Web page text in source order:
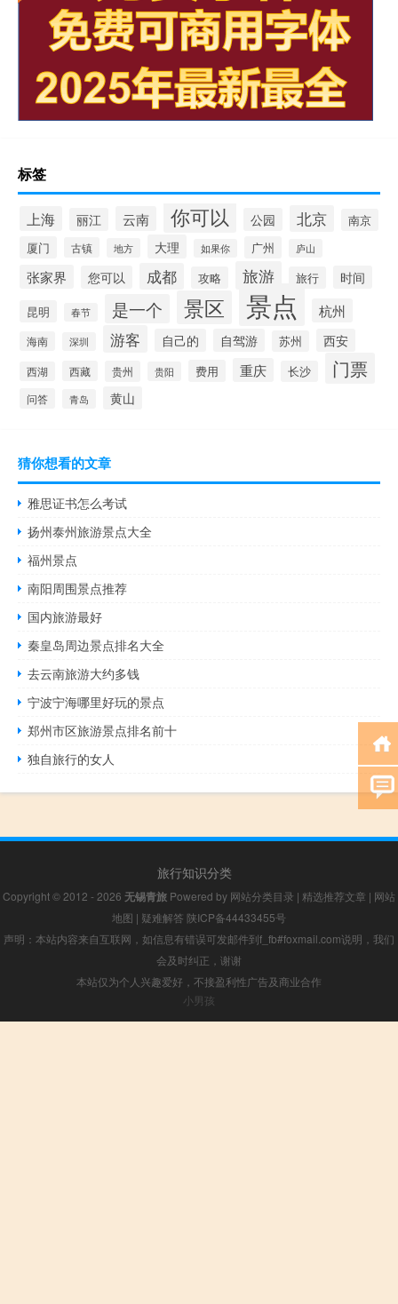
标签
上海 丽江 云南 你可以 公园 北京
南京
厦门
古镇 地方 大理 如果你 广州 庐山
张家界 您可以 成都 攻略 旅游 旅行 时间
昆明 春节 是一个 景区 景点 杭州
海南 深圳 游客 自己的 自驾游 苏州 西安
西湖 西藏 贵州 贵阳 费用 重庆 长沙 门票
问答 青岛 黄山
猜你想看的文章
雅思证书怎么考试
扬州泰州旅游景点大全
福州景点
南阳周围景点推荐
国内旅游最好
秦皇岛周边景点排名大全
去云南旅游大约多钱
宁波宁海哪里好玩的景点
郑州市区旅游景点排名前十
独自旅行的女人
旅行知识分类
Copyright © 2012 - 2026 无锡青旅 Powered by 网站分类目录 | 精选推荐文章 | 网站
地图 | 疑难解答 陕ICP备44433455号
声明：本站内容来自互联网，如信息有错误可发邮件到f_fb#foxmail.com说明，我们
会及时纠正，谢谢
本站仅为个人兴趣爱好，不接盈利性广告及商业合作
小男孩